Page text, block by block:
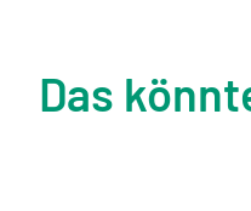
Das